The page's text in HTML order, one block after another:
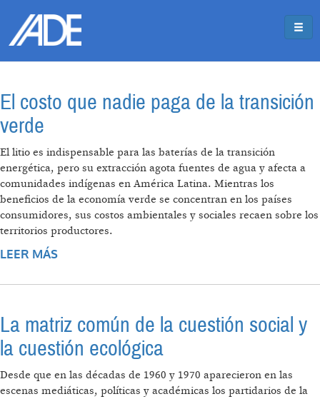
El costo que nadie paga de la transición
verde
El litio es indispensable para las baterías de la transición
energética, pero su extracción agota fuentes de agua y afecta a
comunidades indígenas en América Latina. Mientras los
beneficios de la economía verde se concentran en los países
consumidores, sus costos ambientales y sociales recaen sobre los
territorios productores.
LEER MÁS
La matriz común de la cuestión social y
la cuestión ecológica
Desde que en las décadas de 1960 y 1970 aparecieron en las
escenas mediáticas, políticas y académicas los partidarios de la